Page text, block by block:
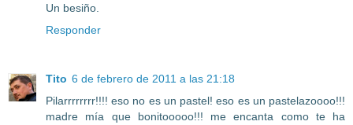
Un besiño.
Responder
Tito 6 de febrero de 2011 a las 21:18
Pilarrrrrrrr!!!! eso no es un pastel! eso es un pastelazoooo!!!
madre mía que bonitooooo!!! me encanta como te ha